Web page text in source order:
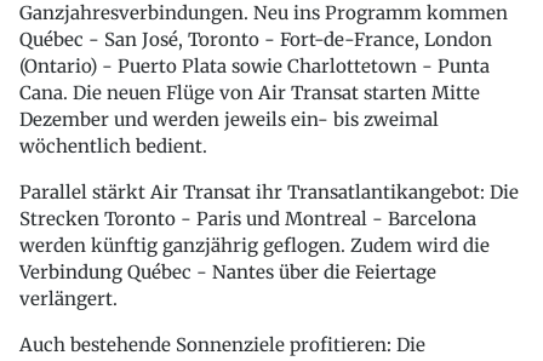
Ganzjahresverbindungen. Neu ins Programm kommen
Québec - San José, Toronto - Fort-de-France, London
(Ontario) - Puerto Plata sowie Charlottetown - Punta
Cana. Die neuen Flüge von Air Transat starten Mitte
Dezember und werden jeweils ein- bis zweimal
wöchentlich bedient.
Parallel stärkt Air Transat ihr Transatlantikangebot: Die
Strecken Toronto - Paris und Montreal - Barcelona
werden künftig ganzjährig geflogen. Zudem wird die
Verbindung Québec - Nantes über die Feiertage
verlängert.
Auch bestehende Sonnenziele profitieren: Die